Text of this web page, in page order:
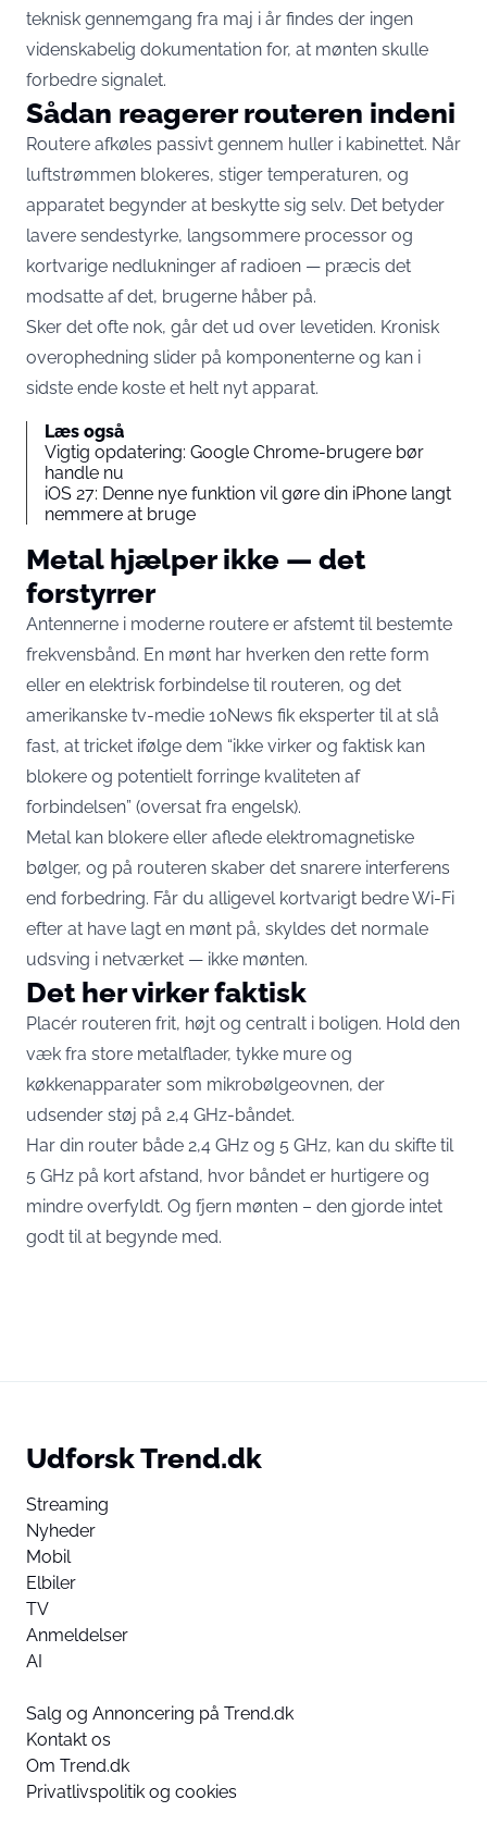
teknisk gennemgang fra maj i år findes der ingen
videnskabelig dokumentation for, at mønten skulle
forbedre signalet.
Sådan reagerer routeren indeni
Routere afkøles passivt gennem huller i kabinettet. Når
luftstrømmen blokeres, stiger temperaturen, og
apparatet begynder at beskytte sig selv. Det betyder
lavere sendestyrke, langsommere processor og
kortvarige nedlukninger af radioen — præcis det
modsatte af det, brugerne håber på.
Sker det ofte nok, går det ud over levetiden. Kronisk
overophedning slider på komponenterne og kan i
sidste ende koste et helt nyt apparat.
Læs også
Vigtig opdatering: Google Chrome-brugere bør
handle nu
iOS 27: Denne nye funktion vil gøre din iPhone langt
nemmere at bruge
Metal hjælper ikke — det
forstyrrer
Antennerne i moderne routere er afstemt til bestemte
frekvensbånd. En mønt har hverken den rette form
eller en elektrisk forbindelse til routeren, og det
amerikanske tv-medie 10News fik eksperter til at slå
fast, at tricket ifølge dem “ikke virker og faktisk kan
blokere og potentielt forringe kvaliteten af
forbindelsen” (oversat fra engelsk).
Metal kan blokere eller aflede elektromagnetiske
bølger, og på routeren skaber det snarere interferens
end forbedring. Får du alligevel kortvarigt bedre Wi-Fi
efter at have lagt en mønt på, skyldes det normale
udsving i netværket — ikke mønten.
Det her virker faktisk
Placér routeren frit, højt og centralt i boligen. Hold den
væk fra store metalflader, tykke mure og
køkkenapparater som mikrobølgeovnen, der
udsender støj på 2,4 GHz-båndet.
Har din router både 2,4 GHz og 5 GHz, kan du skifte til
5 GHz på kort afstand, hvor båndet er hurtigere og
mindre overfyldt. Og fjern mønten – den gjorde intet
godt til at begynde med.
Udforsk Trend.dk
Streaming
Nyheder
Mobil
Elbiler
TV
Anmeldelser
AI
Salg og Annoncering på Trend.dk
Kontakt os
Om Trend.dk
Privatlivspolitik og cookies